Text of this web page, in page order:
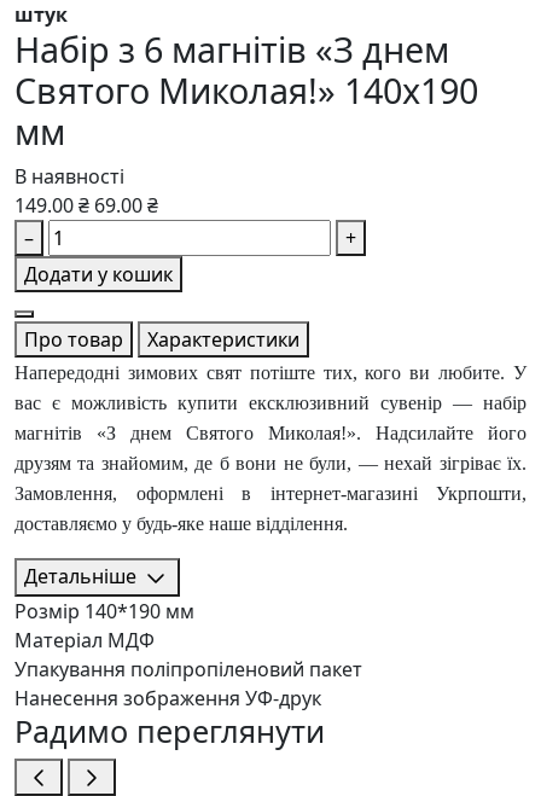
штук
Набір з 6 магнітів «З днем
Святого Миколая!» 140х190
мм
В наявності
149.00 ₴ 69.00 ₴
–
+
Додати у кошик
Про товар Характеристики
Напередодні зимових свят потіште тих, кого ви любите. У
вас є можливість купити ексклюзивний сувенір — набір
магнітів «З днем Святого Миколая!». Надсилайте його
друзям та знайомим, де б вони не були, — нехай зігріває їх.
Замовлення, оформлені в інтернет-магазині Укрпошти,
доставляємо у будь-яке наше відділення.
Детальніше
Розмір 140*190 мм
Матеріал МДФ
Упакування поліпропіленовий пакет
Нанесення зображення УФ-друк
Радимо переглянути